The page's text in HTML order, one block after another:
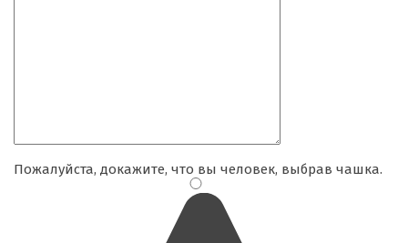
Пожалуйста, докажите, что вы человек, выбрав чашка.